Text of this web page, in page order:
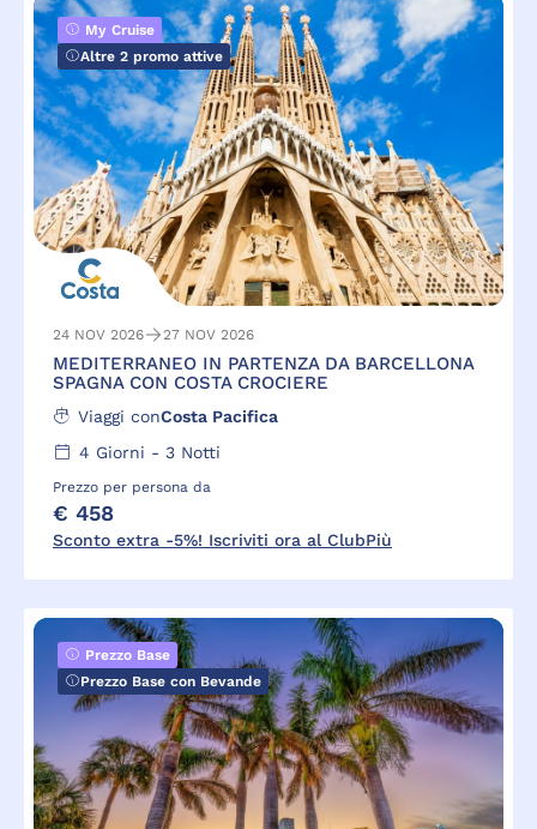
My Cruise
Altre 2 promo attive
24 NOV 2026 27 NOV 2026
MEDITERRANEO IN PARTENZA DA BARCELLONA
SPAGNA CON COSTA CROCIERE
Viaggi conCosta Pacifica
4 Giorni - 3Notti
Prezzo per persona da
€ 458
Sconto extra -5%! Iscriviti ora al ClubPiù
Prezzo Base
Prezzo Base con Bevande